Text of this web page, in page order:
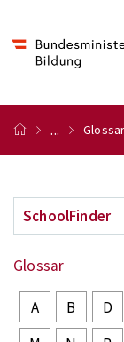
... Glossar
SchoolFinder
Glossar
A B D